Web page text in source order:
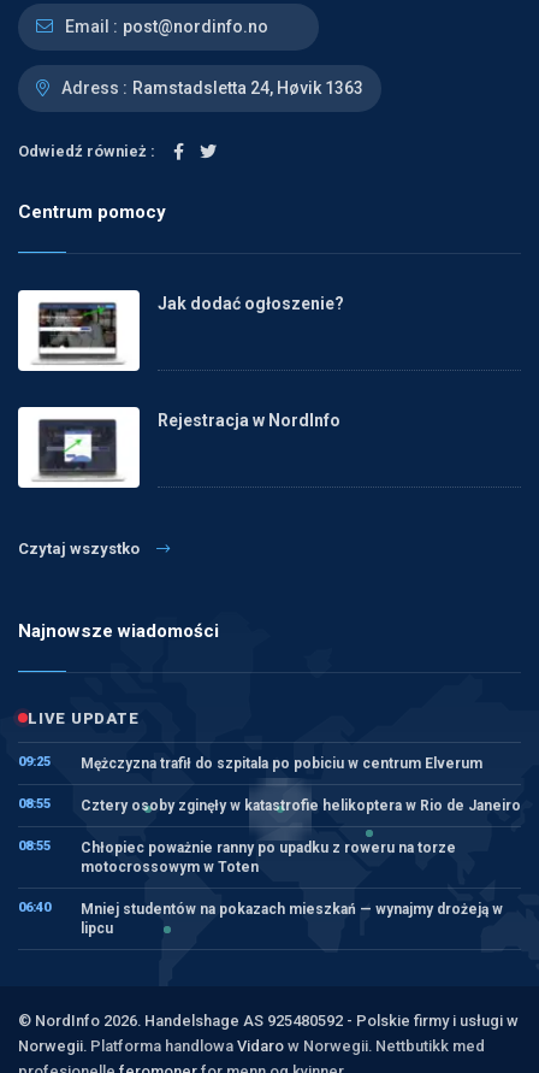
Email : post@nordinfo.no
Adress : Ramstadsletta 24, Høvik 1363
Odwiedź również :
Centrum pomocy
Jak dodać ogłoszenie?
Rejestracja w NordInfo
Czytaj wszystko
Najnowsze wiadomości
LIVE UPDATE
09:25 Mężczyzna trafił do szpitala po pobiciu w centrum Elverum
08:55 Cztery osoby zginęły w katastrofie helikoptera w Rio de Janeiro
08:55
Chłopiec poważnie ranny po upadku z roweru na torze
motocrossowym w Toten
06:40
Mniej studentów na pokazach mieszkań — wynajmy drożeją w
lipcu
© NordInfo 2026. Handelshage AS 925480592 - Polskie firmy i usługi w
Norwegii. Platforma handlowa Vidaro w Norwegii. Nettbutikk med